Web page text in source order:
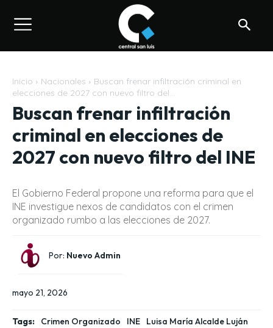
Inicio Nacionales
Buscan frenar infiltración criminal en
elecciones de 2027 con nuevo filtro del...
Buscan frenar infiltración
criminal en elecciones de
2027 con nuevo filtro del INE
El Gobierno Federal propone una reforma para que el
INE investigue nexos de candidatos con el crimen
organizado rumbo a las elecciones de 2027.
Por: Nuevo Admin
mayo 21, 2026
Tags: Crimen Organizado INE
Luisa María Alcalde Luján